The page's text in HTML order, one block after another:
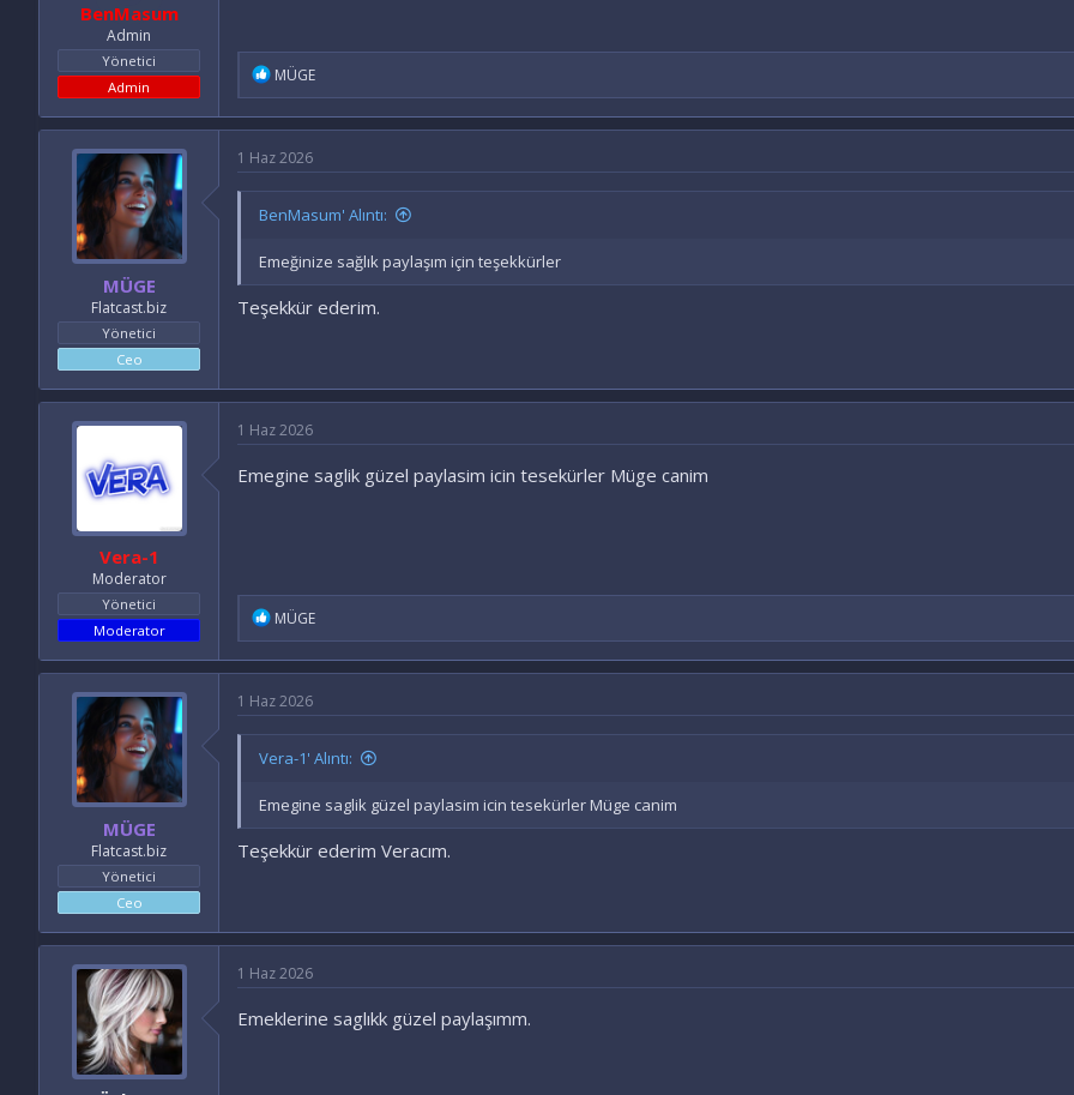
BenMasum
Admin
Yönetici
Admin
İ
d
e
l
e
:
MÜGE
MÜGE
Flatcast.biz
Yönetici
Ceo
1 Haz 2026
BenMasum' Alıntı:
Emeğinize sağlık paylaşım için teşekkürler
Teşekkür ederim.
Vera-1
Moderator
Yönetici
Moderator
1 Haz 2026
Emegine saglik güzel paylasim icin tesekürler Müge canim
İ
d
e
l
e
:
MÜGE
MÜGE
Flatcast.biz
Yönetici
Ceo
1 Haz 2026
Vera-1' Alıntı:
Emegine saglik güzel paylasim icin tesekürler Müge canim
Teşekkür ederim Veracım.
1 Haz 2026
Emeklerine saglıkk güzel paylaşımm.